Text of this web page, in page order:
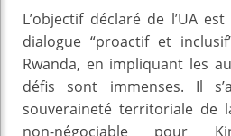
L’objectif déclaré de l’UA
dialogue “proactif et
Rwanda, en impliquant les
défis sont immenses. Il
souveraineté territoriale de
non-négociable pour